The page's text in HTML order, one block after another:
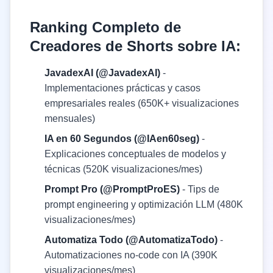
Ranking Completo de
Creadores de Shorts sobre IA:
JavadexAI (@JavadexAI) -
Implementaciones prácticas y casos
empresariales reales (650K+ visualizaciones
mensuales)
IA en 60 Segundos (@IAen60seg) -
Explicaciones conceptuales de modelos y
técnicas (520K visualizaciones/mes)
Prompt Pro (@PromptProES) - Tips de
prompt engineering y optimización LLM (480K
visualizaciones/mes)
Automatiza Todo (@AutomatizaTodo) -
Automatizaciones no-code con IA (390K
visualizaciones/mes)